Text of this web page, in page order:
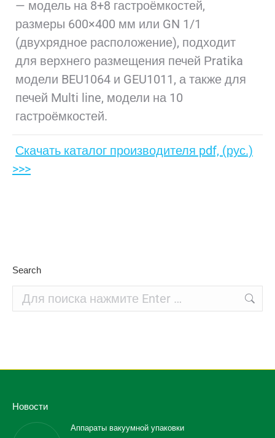
— модель на 8+8 гастроёмкостей,
размеры 600×400 мм или GN 1/1
(двухрядное расположение), подходит
для верхнего размещения печей Рratika
модели BEU1064 и GEU1011, а также для
печей Multi line, модели на 10
гастроёмкостей.
Скачать каталог производителя pdf, (рус.)
>>>
Search
Новости
Аппараты вакуумной упаковки